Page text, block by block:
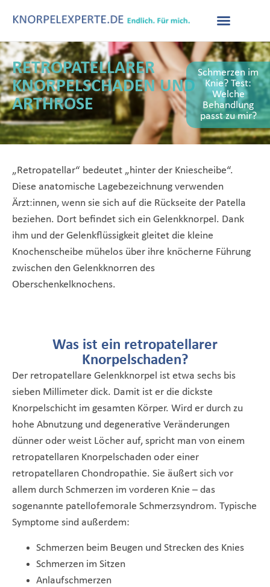
RETROPATELLARER
KNORPELSCHADEN UND
ARTHROSE
Schmerzen im
Knie? Test:
Welche
Behandlung
passt zu mir?
„Retropatellar“ bedeutet „hinter der Kniescheibe“.
Diese anatomische Lagebezeichnung verwenden
Ärzt:innen, wenn sie sich auf die Rückseite der Patella
beziehen. Dort befindet sich ein Gelenkknorpel. Dank
ihm und der Gelenkflüssigkeit gleitet die kleine
Knochenscheibe mühelos über ihre knöcherne Führung
zwischen den Gelenkknorren des
Oberschenkelknochens.
Was ist ein retropatellarer
Knorpelschaden?
Der retropatellare Gelenkknorpel ist etwa sechs bis
sieben Millimeter dick. Damit ist er die dickste
Knorpelschicht im gesamten Körper. Wird er durch zu
hohe Abnutzung und degenerative Veränderungen
dünner oder weist Löcher auf, spricht man von einem
retropatellaren Knorpelschaden oder einer
retropatellaren Chondropathie. Sie äußert sich vor
allem durch Schmerzen im vorderen Knie – das
sogenannte patellofemorale Schmerzsyndrom. Typische
Symptome sind außerdem:
Schmerzen beim Beugen und Strecken des Knies
Schmerzen im Sitzen
Anlaufschmerzen